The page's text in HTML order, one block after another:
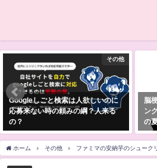
その他
Googleしごと検索は人欲しいのに
応募来ない時の頼みの綱？人来る
の？
脳
ン
の
ホーム その他 ファミマの安納芋のシューク